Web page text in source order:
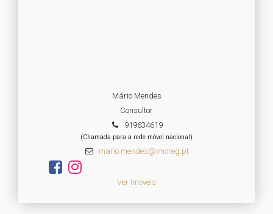
Mário Mendes
Consultor
919634619
(Chamada para a rede móvel nacional)
mario.mendes@imoreg.pt
Ver Imóveis